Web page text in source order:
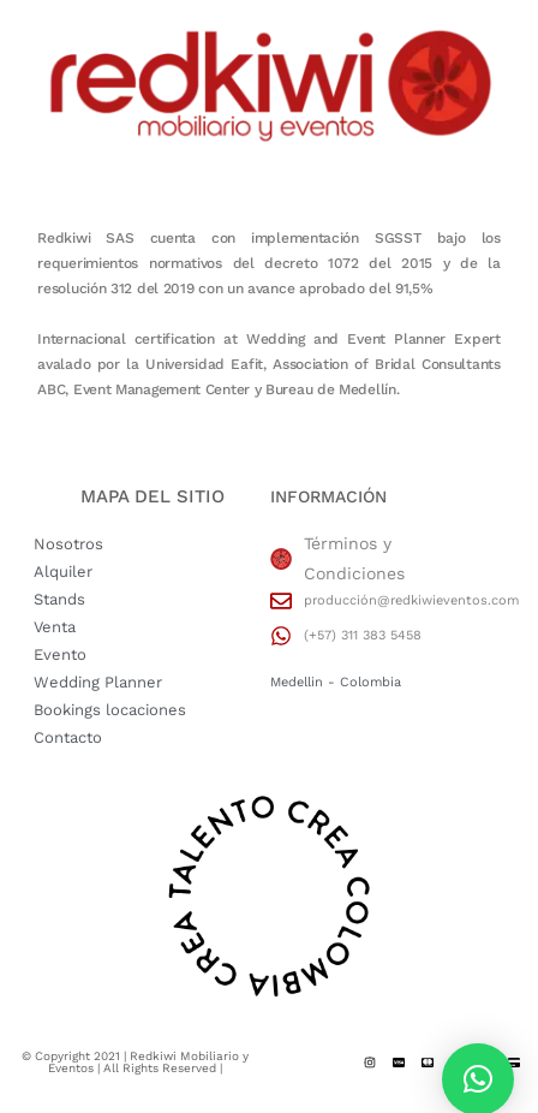
Redkiwi SAS cuenta con implementación SGSST bajo los
requerimientos normativos del decreto 1072 del 2015 y de la
resolución 312 del 2019 con un avance aprobado del 91,5%
Internacional certification at Wedding and Event Planner Expert
avalado por la Universidad Eafit, Association of Bridal Consultants
ABC, Event Management Center y Bureau de Medellín.
MAPA DEL SITIO
Nosotros
Alquiler
Stands
Venta
Evento
Wedding Planner
Bookings locaciones
Contacto
INFORMACIÓN
Términos y
Condiciones
producción@redkiwieventos.com
(+57) 311 383 5458
Medellin - Colombia
© Copyright 2021 | Redkiwi Mobiliario y
Eventos | All Rights Reserved |